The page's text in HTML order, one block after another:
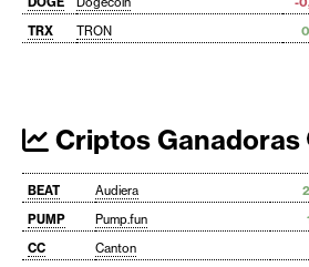
TRX
TRON
Criptos Ganadoras
BEAT Audiera
PUMP
Pump.fun
CC
Canton